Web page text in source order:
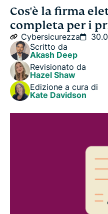
Cosa si intende per
Come funziona la firma
La firma elettronica è
Dove viene utilizzata la
I principali vantaggi
Cos'è la firma
completa per i
Cybersicurezza
Scritto da
Akash Deep
Revisionato da
Hazel Shaw
Edizione a cura di
Kate Davidson